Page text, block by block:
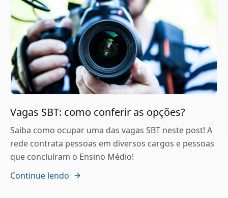
Vagas SBT: como conferir as opções?
Saiba como ocupar uma das vagas SBT neste post! A
rede contrata pessoas em diversos cargos e pessoas
que concluíram o Ensino Médio!
Continue lendo